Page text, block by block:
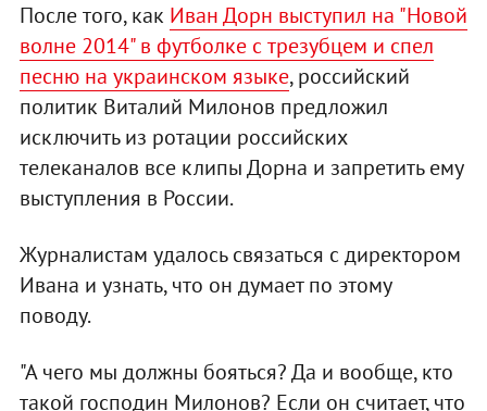
После того, как Иван Дорн выступил на "Новой
волне 2014" в футболке с трезубцем и спел
песню на украинском языке, российский
политик Виталий Милонов предложил
исключить из ротации российских
телеканалов все клипы Дорна и запретить ему
выступления в России.
Журналистам удалось связаться с директором
Ивана и узнать, что он думает по этому
поводу.
"А чего мы должны бояться? Да и вообще, кто
такой господин Милонов? Если он считает, что